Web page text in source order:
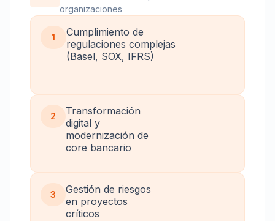
organizaciones
1
Cumplimiento de
regulaciones complejas
(Basel, SOX, IFRS)
2
Transformación
digital y
modernización de
core bancario
3
Gestión de riesgos
en proyectos
críticos